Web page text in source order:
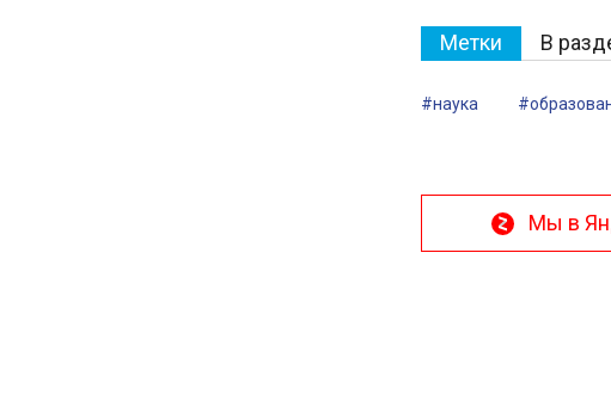
Метки В
#наука
Мы в